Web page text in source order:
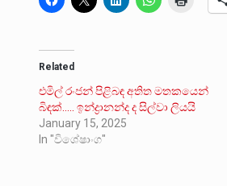
Related
එමිල් රංජන් පිළිබඳ අතිත මතකයෙන්
බිඳක්….. ඉන්ද්‍රානන්ද ද සිල්වා ලියයි
January 15, 2025
In "විශේෂාංග"